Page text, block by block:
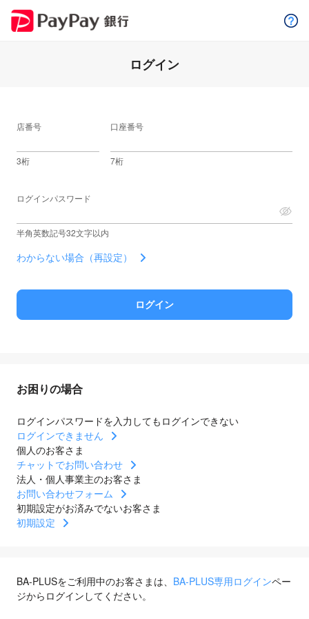
ログイン
店番号
3桁
口座番号
7桁
ログインパスワード
半角英数記号32文字以内
わからない場合（再設定）
お困りの場合
ログインパスワードを入力してもログインできない
ログインできません
個人のお客さま
チャットでお問い合わせ
法人・個人事業主のお客さま
お問い合わせフォーム
初期設定がお済みでないお客さま
初期設定
BA-PLUSをご利用中のお客さまは、 BA-PLUS専用ログインペー
ジからログインしてください。